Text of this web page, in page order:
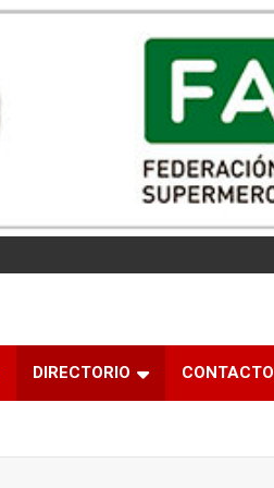
DIRECTORIO CONTACTO